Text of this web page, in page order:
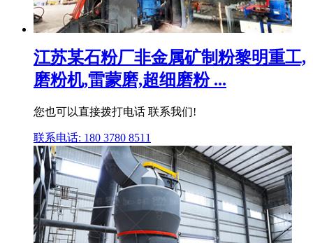
江苏某石粉厂非金属矿制粉黎明重工,
磨粉机,雷蒙磨,超细磨粉 ...
您也可以直接拨打电话 联系我们!
联系电话: 180 3780 8511